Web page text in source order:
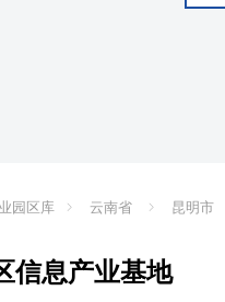
园区库 云南省 昆明市
信息产业基地